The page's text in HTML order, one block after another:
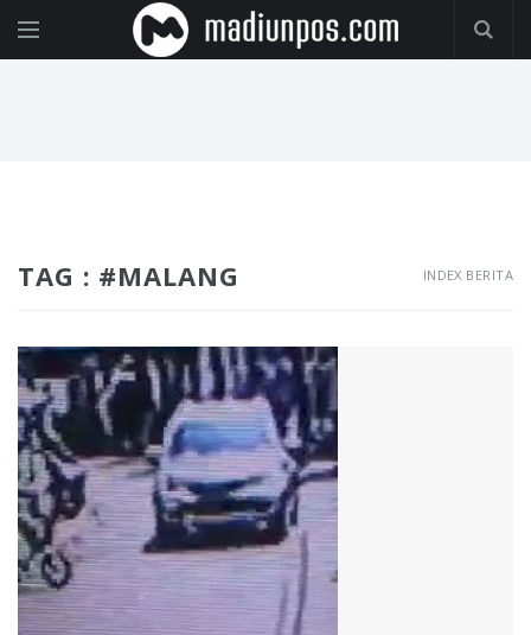
TAG : #MALANG INDEX BERITA